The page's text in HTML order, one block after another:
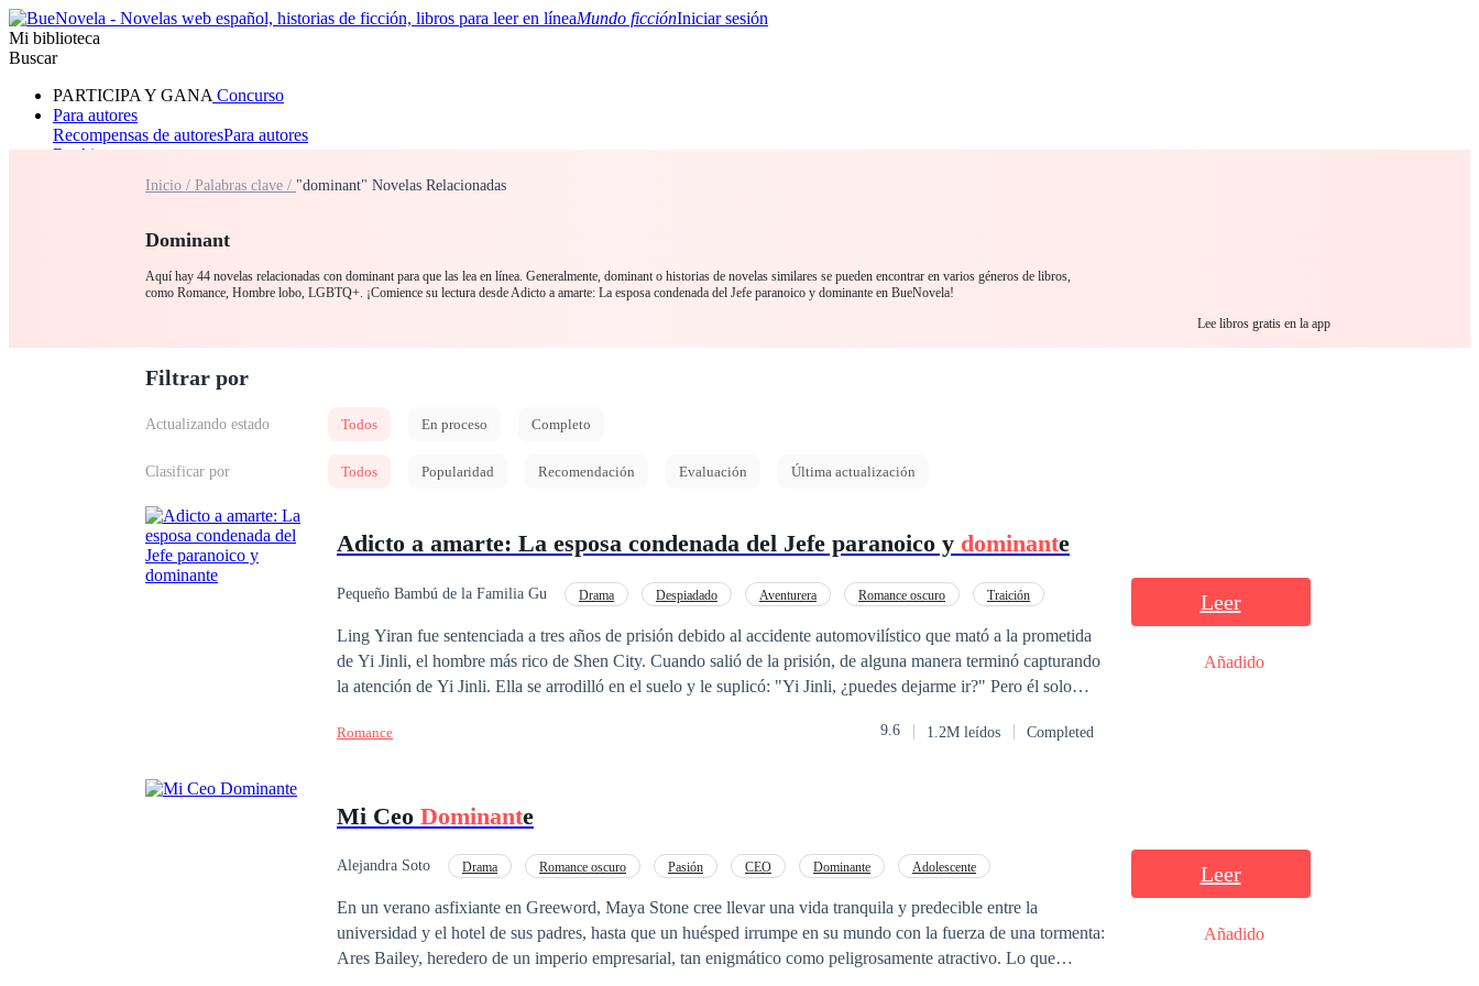
Mundo ficciónIniciar sesión
Mi biblioteca
Buscar
PARTICIPA Y GANA Concurso
Para autores
Recompensas de autoresPara autores
Ranking
RomanceHombre lobo
Inicio / Palabras clave / "dominant" Novelas Relacionadas
Dominant
Aquí hay 44 novelas relacionadas con dominant para que las lea en línea. Generalmente, dominant o historias de novelas similares se pueden encontrar en varios géneros de libros,
como Romance, Hombre lobo, LGBTQ+. ¡Comience su lectura desde Adicto a amarte: La esposa condenada del Jefe paranoico y dominante en BueNovela!
Lee libros gratis en la app
Filtrar por
Actualizando estado Todos En proceso Completo
Clasificar por Todos Popularidad Recomendación Evaluación Última actualización
Adicto a amarte: La esposa condenada del Jefe paranoico y dominante
Pequeño Bambú de la Familia Gu Drama Despiadado Aventurera Romance oscuro
Traición
Ling Yiran fue sentenciada a tres años de prisión debido al accidente automovilístico que mató a la prometida
de Yi Jinli, el hombre más rico de Shen City. Cuando salió de la prisión, de alguna manera terminó capturando
la atención de Yi Jinli. Ella se arrodilló en el suelo y le suplicó: "Yi Jinli, ¿puedes dejarme ir?" Pero él solo
pero por alguna razón, hacía todo lo posible para complacer a una trabajadora sanitaria que había estado en
con tal de que estés a mi lado, haré cualquier cosa por ti". Pero ella solo lo miro con frialdad y dijo: "Entonces,
Romance 9.6 1.2M leídos Completed
Leer
Añadido
Mi Ceo Dominante
Alejandra Soto Drama Romance oscuro Pasión CEO Dominante
Adolescente
En un verano asfixiante en Greeword, Maya Stone cree llevar una vida tranquila y predecible entre la
universidad y el hotel de sus padres, hasta que un huésped irrumpe en su mundo con la fuerza de una tormenta:
Ares Bailey, heredero de un imperio empresarial, tan enigmático como peligrosamente atractivo. Lo que
Leer
Añadido